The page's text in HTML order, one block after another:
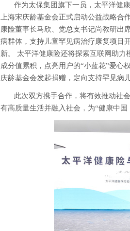
作为太保集团旗下一员，太平洋健
上海宋庆龄基金会正式启动公益战略
康险董事长马欣、党总支书记尚教研出
病群体，支持儿童罕见病治疗康复项目
新。 太平洋健康险还将探索互联网助力
成分值累积，点亮用户的“小蓝花”爱心
庆龄基金会发起捐赠，定向支持罕见病
此次双方携手合作，将有效推动社
有高质量生活并融入社会，为“健康中国